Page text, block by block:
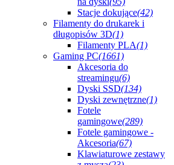
Stacje dokujące(42)
Filamenty do drukarek i
długopisów 3D(1)
Filamenty PLA(1)
Gaming PC(1661)
Akcesoria do
streamingu(6)
Dyski SSD(134)
Dyski zewnętrzne(1)
Fotele
gamingowe(289)
Fotele gamingowe -
Akcesoria(67)
Klawiaturowe zestawy